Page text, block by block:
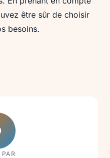
être sûr de choisir
besoins.